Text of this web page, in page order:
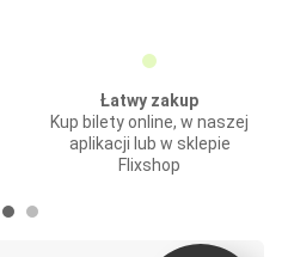
Łatwy zakup
Kup bilety online, w naszej
aplikacji lub w sklepie
Flixshop